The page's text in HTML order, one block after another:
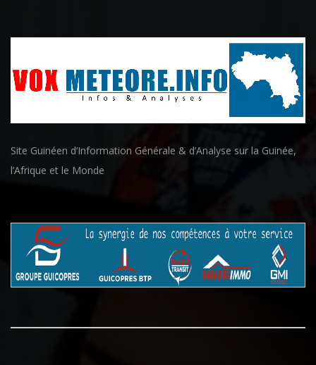
Site Guinéen d’Information Générale & d’Analyse sur la Guinée,
l’Afrique et le Monde